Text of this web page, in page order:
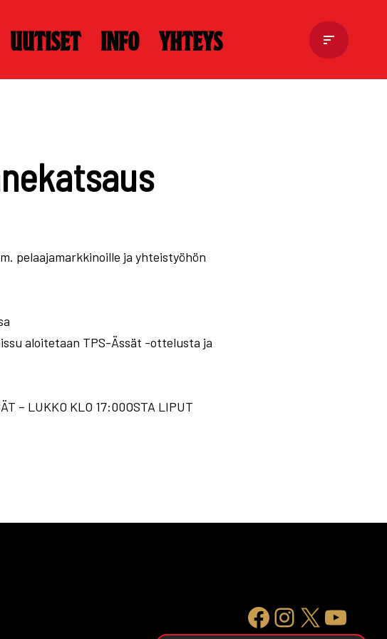
Uutiset Info Yhteys
pelaajamarkkinoille ja yhteistyöhön
aloitetaan TPS-Ässät -ottelusta ja
– LUKKO KLO 17:00OSTA LIPUT